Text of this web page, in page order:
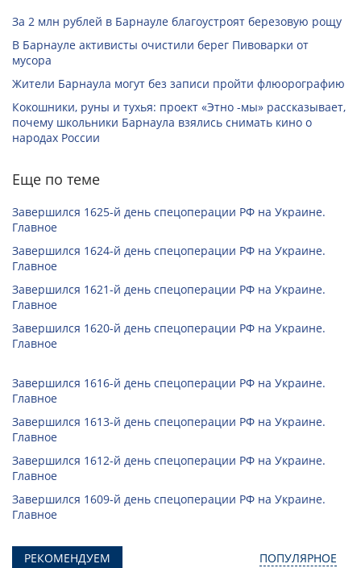
За 2 млн рублей в Барнауле благоустроят березовую рощу
В Барнауле активисты очистили берег Пивоварки от
мусора
Жители Барнаула могут без записи пройти флюорографию
Кокошники, руны и тухья: проект «Этно -мы» рассказывает,
почему школьники Барнаула взялись снимать кино о
народах России
Еще по теме
Завершился 1625-й день спецоперации РФ на Украине.
Главное
Завершился 1624-й день спецоперации РФ на Украине.
Главное
Завершился 1621-й день спецоперации РФ на Украине.
Главное
Завершился 1620-й день спецоперации РФ на Украине.
Главное
Завершился 1616-й день спецоперации РФ на Украине.
Главное
Завершился 1613-й день спецоперации РФ на Украине.
Главное
Завершился 1612-й день спецоперации РФ на Украине.
Главное
Завершился 1609-й день спецоперации РФ на Украине.
Главное
РЕКОМЕНДУЕМ ПОПУЛЯРНОЕ